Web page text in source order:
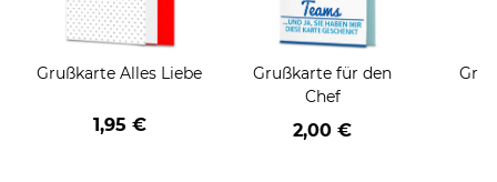
Grußkarte Alles Liebe
1,95 €
Grußkarte für den
Chef
2,00 €